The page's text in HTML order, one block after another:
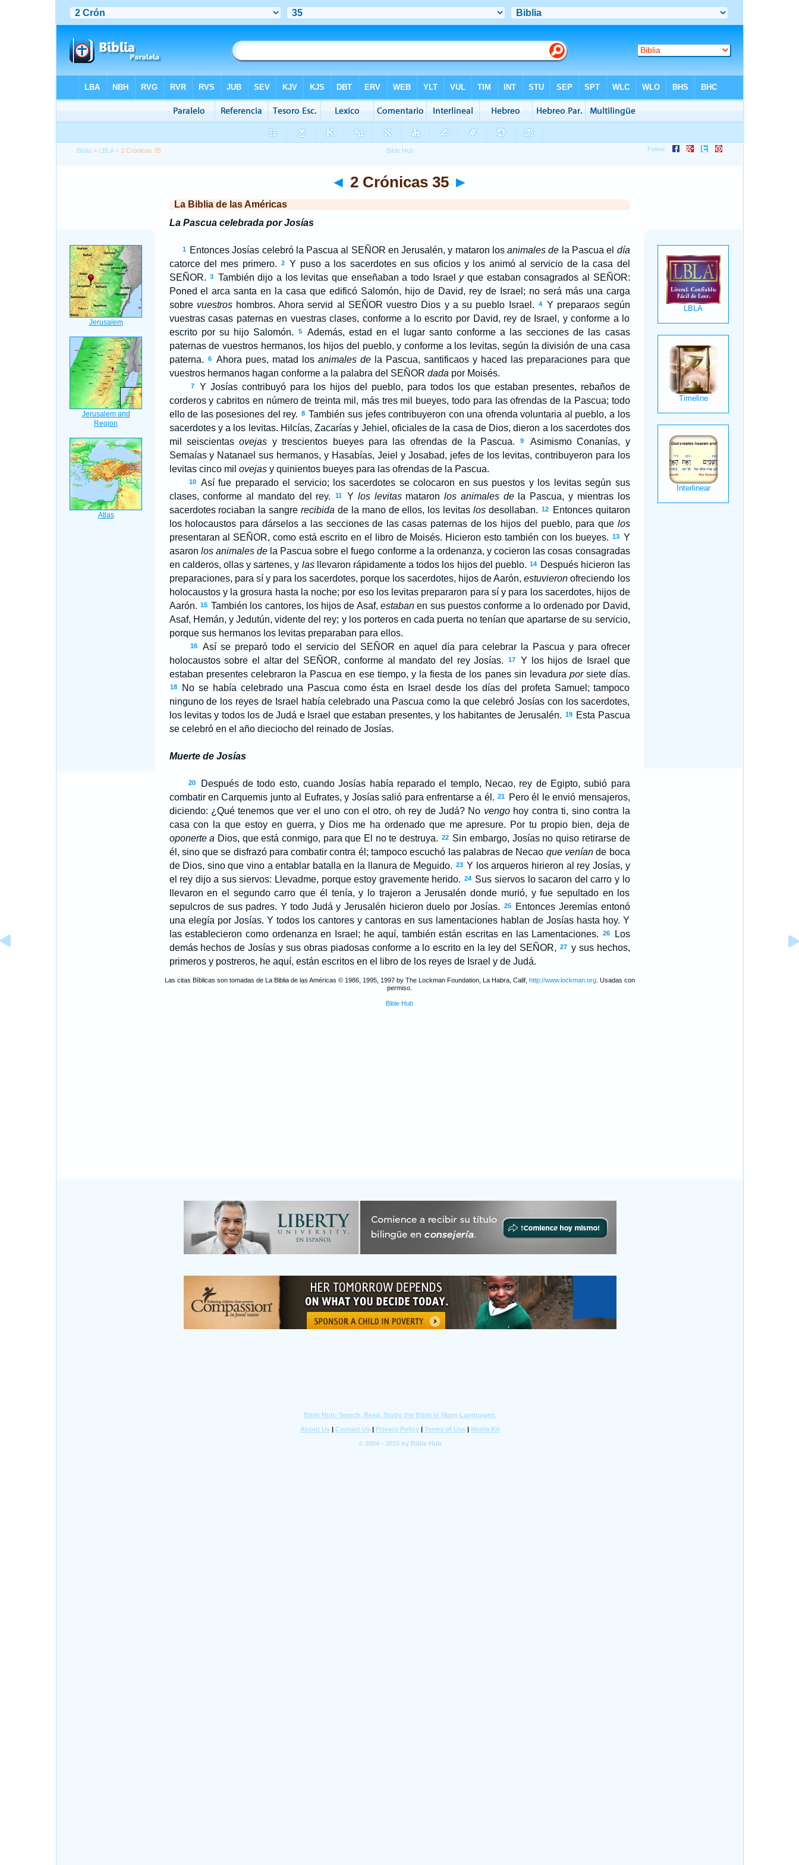
Biblia > LBLA> 2 Crónicas 35
◄ 2 Crónicas 35 ►
La Biblia de las Américas
La Pascua celebrada por Josías
1 Entonces Josías celebró la Pascua al SEÑOR en Jerusalén, y mataron losanimales de la Pascua el día
catorce del mes primero.
2
Y puso a los sacerdotes en sus oficios y los animó al servicio de la casa del
SEÑOR. 3 También dijo a los levitas que enseñaban a todo Israel yque estaban consagrados al SEÑOR:
Poned el arca santa en la casa que edificó Salomón, hijo de David, rey de Israel; no será más una carga
sobre vuestroshombros. Ahora servid al SEÑOR vuestro Dios y a su pueblo Israel. 4 Y preparaos según
vuestras casas paternas en vuestras clases, conforme a lo escrito por David, rey de Israel, y conforme a lo
escrito por su hijo Salomón.
5
Además, estad en el lugar santo conforme a las secciones de las casas
paternas de vuestros hermanos, los hijos del pueblo, y conforme a los levitas, según la división de una casa
paterna.
6 Ahora pues, matad los animales dela Pascua, santificaos y haced las preparaciones para que
vuestros hermanos hagan conforme a la palabra del SEÑOR dada por Moisés.
7
Y Josías contribuyó para los hijos del pueblo, para todos los que estaban presentes, rebaños de
corderos y cabritos en número de treinta mil, más tres mil bueyes, todo para las ofrendas de la Pascua; todo
ello de las posesiones del rey. 8 También sus jefes contribuyeron con una ofrenda voluntaria al pueblo, a los
sacerdotes y a los levitas. Hilcías, Zacarías y Jehiel, oficiales de la casa de Dios, dieron a los sacerdotes dos
mil seiscientasovejas y trescientos bueyes para las ofrendas de la Pascua. 9
Asimismo Conanías, y
Semaías y Natanael sus hermanos, y Hasabías, Jeiel y Josabad, jefes de los levitas, contribuyeron para los
levitas cinco mil ovejasy quinientos bueyes para las ofrendas de la Pascua.
10
Así fue preparado el servicio; los sacerdotes se colocaron en sus puestos y los levitas según sus
clases, conforme al mandato del rey.
11 Y los levitasmataronlos animales dela Pascua, y mientras los
sacerdotes rociaban la sangre recibida de la mano de ellos, los levitas los desollaban. 12
Entonces quitaron
los holocaustos para dárselos a las secciones de las casas paternas de los hijos del pueblo, para que los
presentaran al SEÑOR, como está escrito en el libro de Moisés. Hicieron esto también con los bueyes. 13
Y
asaron los animales dela Pascua sobre el fuego conforme a la ordenanza, y cocieron las cosas consagradas
en calderos, ollas y sartenes, y lasllevaron rápidamente a todos los hijos del pueblo. 14
Después hicieron las
preparaciones, para sí y para los sacerdotes, porque los sacerdotes, hijos de Aarón,estuvieron ofreciendo los
holocaustos y la grosura hasta la noche; por eso los levitas prepararon para sí y para los sacerdotes, hijos de
Aarón. 15 También los cantores, los hijos de Asaf,estaban en sus puestos conforme a lo ordenado por David,
Asaf, Hemán, y Jedutún, vidente del rey; y los porteros en cada puerta no tenían que apartarse de su servicio,
porque sus hermanos los levitas preparaban para ellos.
16 Así se preparó todo el servicio del SEÑOR en aquel día para celebrar la Pascua y para ofrecer
holocaustos sobre el altar del SEÑOR, conforme al mandato del rey Josías. 17
Y los hijos de Israel que
estaban presentes celebraron la Pascua en ese tiempo, y la fiesta de los panes sin levaduraporsiete días.
18
No se había celebrado una Pascua como ésta en Israel desde los días del profeta Samuel; tampoco
ninguno de los reyes de Israel había celebrado una Pascua como la que celebró Josías con los sacerdotes,
los levitas y todos los de Judá e Israel que estaban presentes, y los habitantes de Jerusalén. 19
Esta Pascua
se celebró en el año dieciocho del reinado de Josías.
Muerte de Josías
20
Después de todo esto, cuando Josías había reparado el templo, Necao, rey de Egipto, subió para
combatir en Carquemis junto al Eufrates, y Josías salió para enfrentarse a él. 21
Pero él le envió mensajeros,
diciendo: ¿Qué tenemos que ver el uno con el otro, oh rey de Judá? No vengohoy contra ti, sino contra la
casa con la que estoy en guerra, y Dios me ha ordenado que me apresure. Por tu propio bien, deja de
oponerte a Dios, que está conmigo, para que El no te destruya. 22
Sin embargo, Josías no quiso retirarse de
él, sino que se disfrazó para combatir contra él; tampoco escuchó las palabras de Necao que veníande boca
de Dios, sino que vino a entablar batalla en la llanura de Meguido. 23 Y los arqueros hirieron al rey Josías, y
el rey dijo a sus siervos: Llevadme, porque estoy gravemente herido. 24 Sus siervos lo sacaron del carro y lo
llevaron en el segundo carro que él tenía, y lo trajeron a Jerusalén donde murió, y fue sepultado en los
sepulcros de sus padres. Y todo Judá y Jerusalén hicieron duelo por Josías.
25
Entonces Jeremías entonó
una elegía por Josías. Y todos los cantores y cantoras en sus lamentaciones hablan de Josías hasta hoy. Y
las establecieron como ordenanza en Israel; he aquí, también están escritas en las Lamentaciones.
26
Los
demás hechos de Josías y sus obras piadosas conforme a lo escrito en la ley del SEÑOR, 27 y sus hechos,
primeros y postreros, he aquí, están escritos en el libro de los reyes de Israel y de Judá.
Las citas Bíblicas son tomadas de La Biblia de las Américas © 1986, 1995, 1997 by The Lockman Foundation, La Habra, Calif, http://www.lockman.org. Usadas con
permiso.
Bible Hub